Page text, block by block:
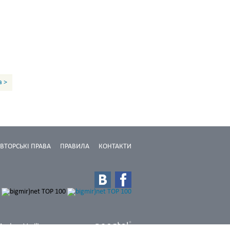
>
КОНТАКТИ
ПРАВИЛА
ПРАВА